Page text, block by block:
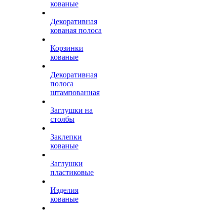
кованые
Декоративная
кованая полоса
Корзинки
кованые
Декоративная
полоса
штампованная
Заглушки на
столбы
Заклепки
кованые
Заглушки
пластиковые
Изделия
кованые